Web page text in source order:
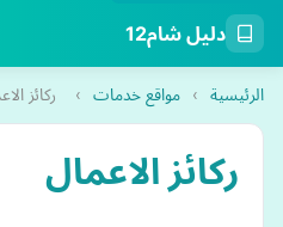
دليل شام12
الرئيسية › مواقع خدمات › ركائز
ركائز الاعمال